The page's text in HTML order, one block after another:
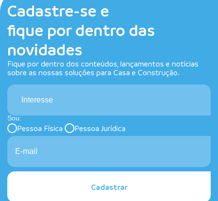
Cadastre-se e
fique por dentro das
novidades
Fique por dentro dos conteúdos, lançamentos e notícias
sobre as nossas soluções para Casa e Construção.
Interesse
Sou:
Pessoa Física Pessoa Jurídica
Cadastrar